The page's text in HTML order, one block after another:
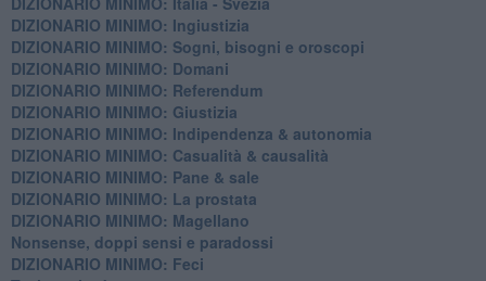
DIZIONARIO MINIMO: ​Ingiustizia
DIZIONARIO MINIMO: ​Sogni, bisogni e oroscopi
DIZIONARIO MINIMO: Domani
DIZIONARIO MINIMO: Referendum
DIZIONARIO MINIMO: Giustizia
DIZIONARIO MINIMO: ​Indipendenza & autonomia
DIZIONARIO MINIMO: ​Casualità & causalità
​DIZIONARIO MINIMO: Pane & sale
DIZIONARIO MINIMO: La prostata
​DIZIONARIO MINIMO: Magellano
Nonsense, doppi sensi e paradossi
DIZIONARIO MINIMO: Feci